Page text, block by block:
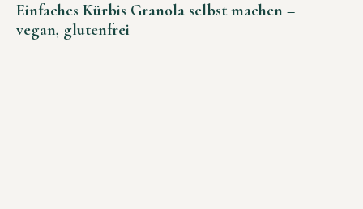
Einfaches Kürbis Granola selbst machen –
vegan, glutenfrei